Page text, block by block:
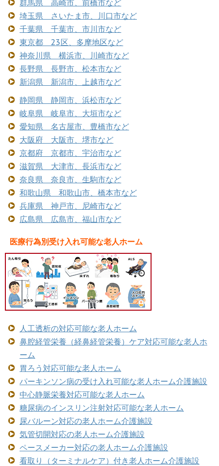
群馬県 高崎市、前橋市など
埼玉県 さいたま市、川口市など
千葉県 千葉市、市川市など
東京都 23区、多摩地区など
神奈川県 横浜市、川崎市など
長野県 長野市、松本市など
新潟県 新潟市、上越市など
静岡県 静岡市、浜松市など
岐阜県 岐阜市、大垣市など
愛知県 名古屋市、豊橋市など
大阪府 大阪市、堺市など
京都府 京都市、宇治市など
滋賀県 大津市、長浜市など
奈良県 奈良市、生駒市など
和歌山県 和歌山市、橋本市など
兵庫県 神戸市、尼崎市など
広島県 広島市、福山市など
医療行為別受け入れ可能な老人ホーム
人工透析の対応可能な老人ホーム
鼻腔経管栄養（経鼻経管栄養）ケア対応可能な老人ホ
ーム
胃ろう対応可能な老人ホーム
パーキンソン病の受け入れ可能な老人ホーム介護施設
中心静脈栄養対応可能な老人ホーム
糖尿病のインスリン注射対応可能な老人ホーム
尿バルーン対応の老人ホーム介護施設
気管切開対応の老人ホーム介護施設
ペースメーカー対応の老人ホーム介護施設
看取り（ターミナルケア）付き老人ホーム介護施設